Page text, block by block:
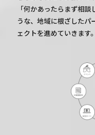
「何かあったらまず相
うな、地域に根ざしたパ
ェクトを進めていきます。